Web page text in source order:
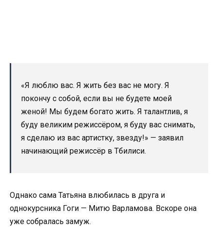
«Я люблю вас. Я жить без вас не могу. Я
покончу с собой, если вы не будете моей
женой! Мы будем богато жить. Я талантлив, я
буду великим режиссёром, я буду вас снимать,
я сделаю из вас артистку, звезду!» — заявил
начинающий режиссёр в Тбилиси.
Однако сама Татьяна влюбилась в друга и
однокурсника Гоги — Митю Варламова. Вскоре она
уже собралась замуж.